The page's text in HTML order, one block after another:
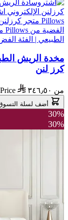
مخدة الريش
كرز لنن
من ٣٤٦٫٥٠
أضف لسلة
30%
30%